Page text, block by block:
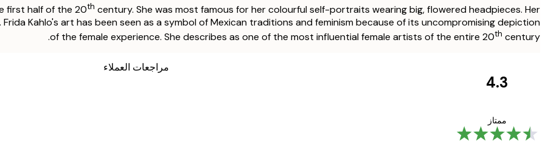
first half of the 20th century. She was most famous for her colourful self-portraits wearing big, flowered headpieces. Her
Kahlo's art has been seen as a symbol of Mexican traditions and feminism because of its uncompromising depiction
of the female experience. She describes as one of the most influential female artists of the entire 20th century.
مراجعات العملاء
4.3
ممتاز